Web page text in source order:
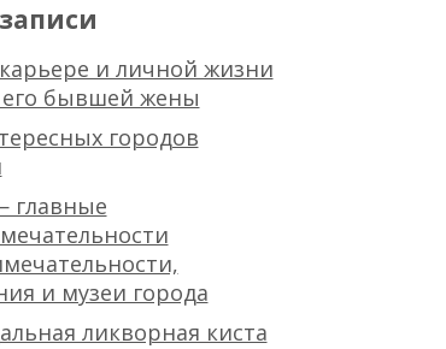
и личной жизни
бывшей жены
городов
главные
и музеи города
ликворная киста